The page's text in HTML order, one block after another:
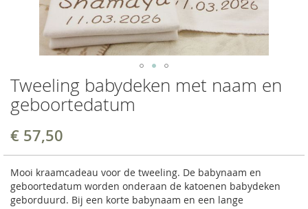
Tweeling babydeken met naam en
geboortedatum
€ 57,50
Mooi kraamcadeau voor de tweeling. De babynaam en
geboortedatum worden onderaan de katoenen babydeken
geborduurd. Bij een korte babynaam en een lange